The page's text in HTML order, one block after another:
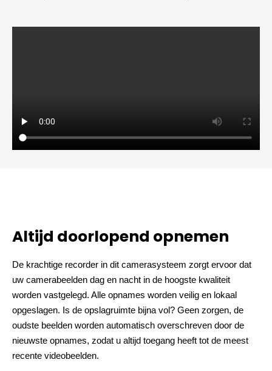
Altijd doorlopend opnemen
De krachtige recorder in dit camerasysteem zorgt ervoor dat
uw camerabeelden dag en nacht in de hoogste kwaliteit
worden vastgelegd. Alle opnames worden veilig en lokaal
opgeslagen. Is de opslagruimte bijna vol? Geen zorgen, de
oudste beelden worden automatisch overschreven door de
nieuwste opnames, zodat u altijd toegang heeft tot de meest
recente videobeelden.